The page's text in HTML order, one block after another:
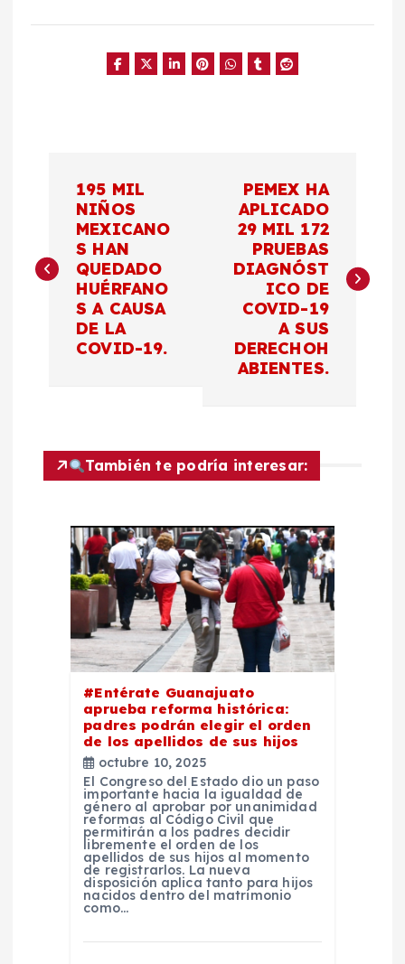
v
c
195 MIL
NIÑOS
MEXICANO
S HAN
QUEDADO
HUÉRFANO
S A CAUSA
DE LA
COVID-19.
PEMEX HA
APLICADO
29 MIL 172
PRUEBAS
DIAGNÓST
ICO DE
COVID-19
A SUS
DERECHOH
ABIENTES.
También te podría interesar:
#Entérate Guanajuato
aprueba reforma histórica:
padres podrán elegir el orden
de los apellidos de sus hijos
octubre 10, 2025
El Congreso del Estado dio un paso
importante hacia la igualdad de
género al aprobar por unanimidad
reformas al Código Civil que
permitirán a los padres decidir
libremente el orden de los
apellidos de sus hijos al momento
de registrarlos. La nueva
disposición aplica tanto para hijos
nacidos dentro del matrimonio
como…